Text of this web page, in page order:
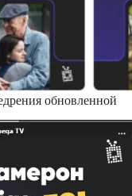
обновленной